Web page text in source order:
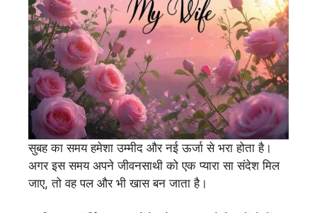
सुबह का समय हमेशा उम्मीद और नई ऊर्जा से भरा होता है।
अगर इस समय अपने जीवनसाथी को एक प्यारा सा संदेश मिल
जाए, तो वह पल और भी खास बन जाता है।